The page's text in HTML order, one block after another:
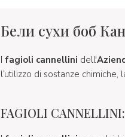
Бели сухи боб
I fagioli cannellini dell'
l’utilizzo di sostanze
FAGIOLI